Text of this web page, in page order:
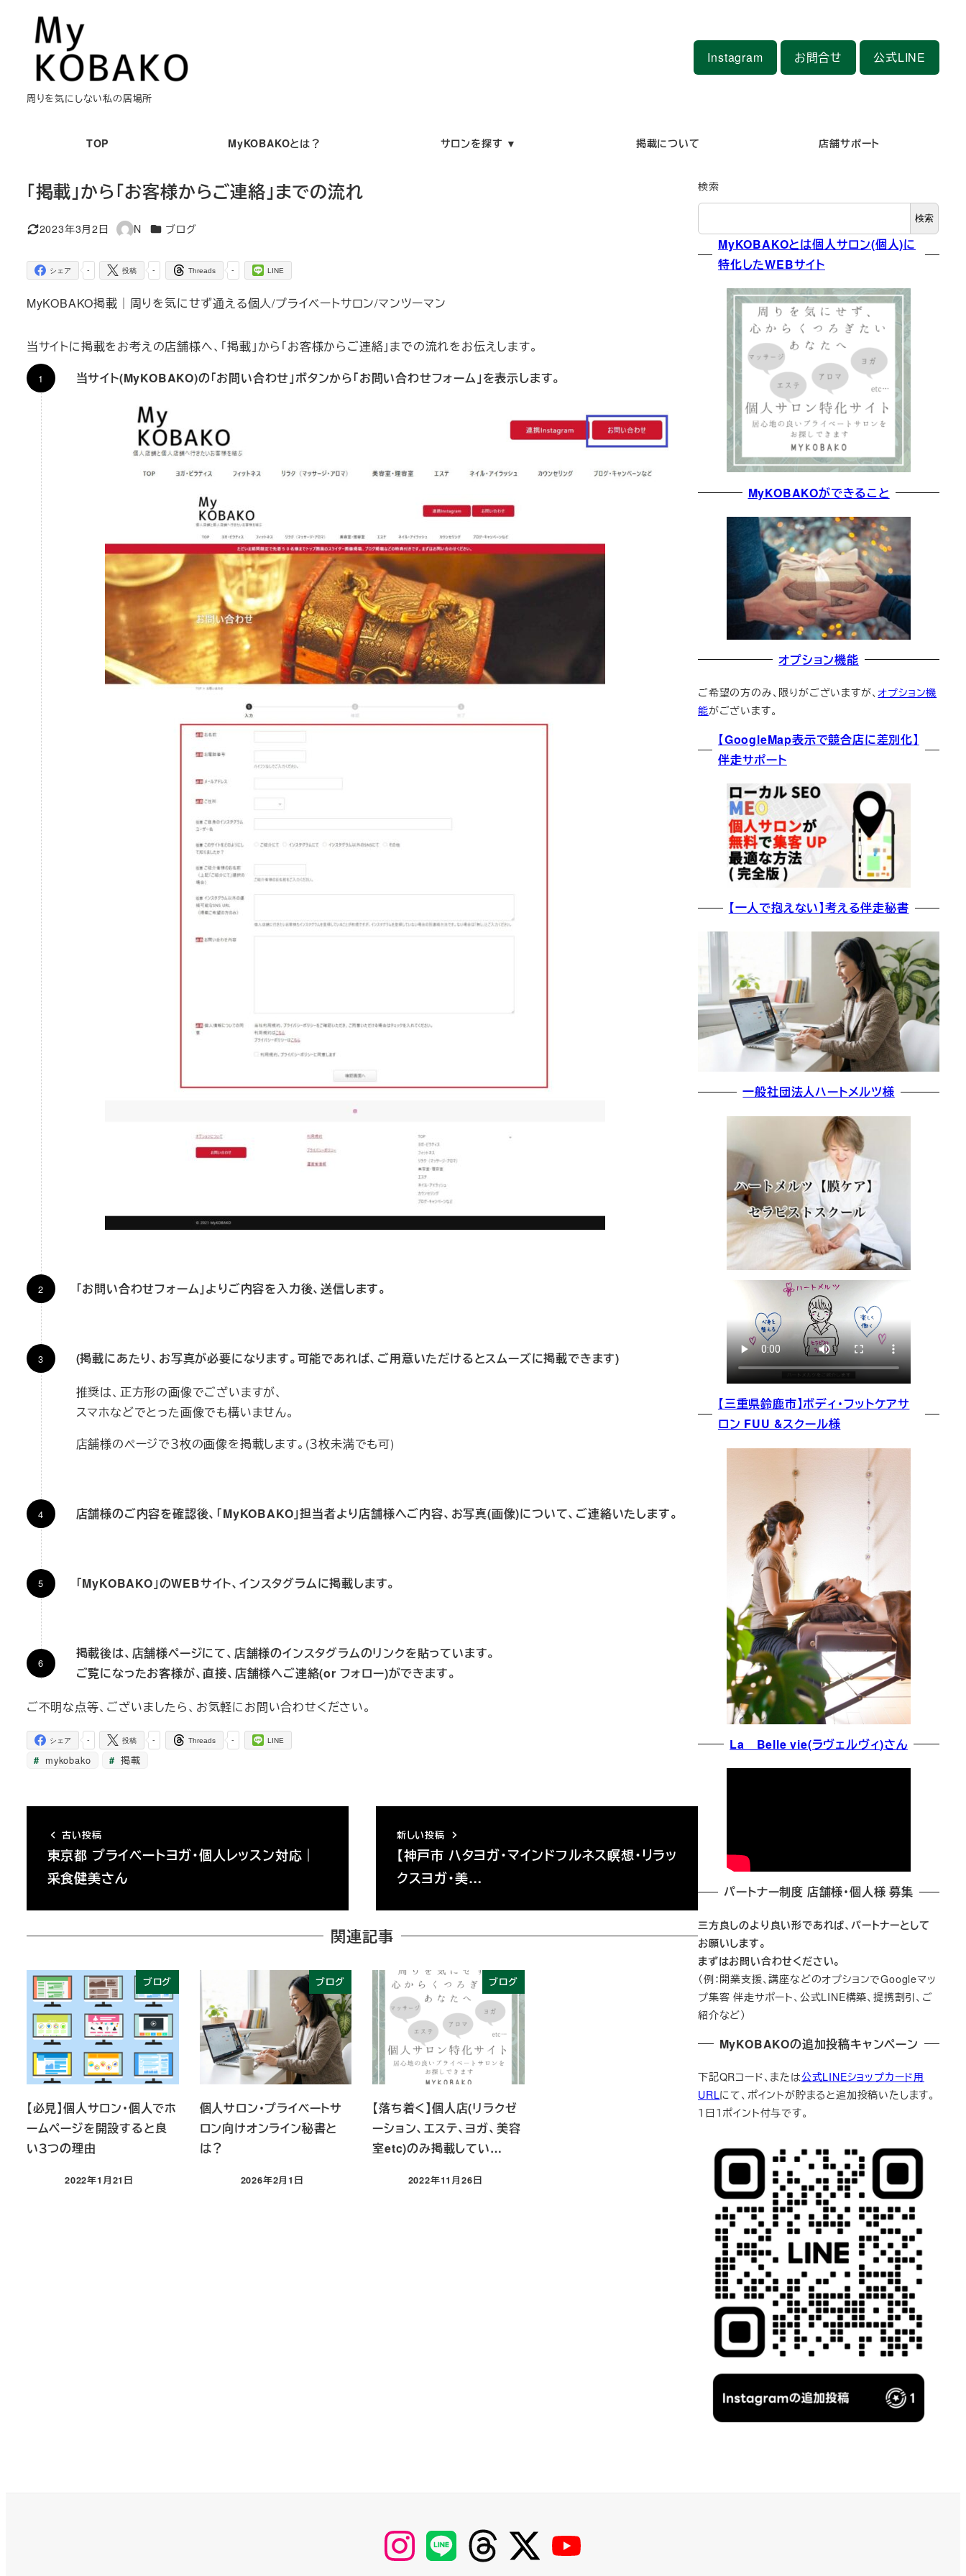
周りを気にしない私の居場所
Instagram お問合せ 公式LINE
TOP MyKOBAKOとは？ サロンを探す ▼ 掲載について 店舗サポート
「掲載」から「お客様からご連絡」までの流れ
更新日
2023年3月2日
著
N カテゴリー
ブログ
-
シェア -
投稿 -
Threads LINE
MyKOBAKO掲載｜周りを気にせず通える個人/プライベートサロン/マンツーマン
当サイトに掲載をお考えの店舗様へ、「掲載」から「お客様からご連絡」までの流れをお伝えします。
当サイト(MyKOBAKO)の「お問い合わせ」ボタンから「お問い合わせフォーム」を表示します。
「お問い合わせフォーム」よりご内容を入力後、送信します。
(掲載にあたり、お写真が必要になります。可能であれば、ご用意いただけるとスムーズに掲載できます)
推奨は、正方形の画像でございますが、
スマホなどでとった画像でも構いません。
店舗様のページで３枚の画像を掲載します。(３枚未満でも可)
店舗様のご内容を確認後、「MyKOBAKO」担当者より店舗様へご内容、お写真(画像)について、ご連絡いたします。
「MyKOBAKO」のWEBサイト、インスタグラムに掲載します。
掲載後は、店舗様ページにて、店舗様のインスタグラムのリンクを貼っています。
ご覧になったお客様が、直接、 店舗様へご連絡(or フォロー)ができます。
ご不明な点等、ございましたら、お気軽にお問い合わせください。
-
シェア -
投稿 -
Threads LINE
mykobako 掲載
古い投稿
東京都 プライベートヨガ・個人レッスン対応｜
采食健美さん
新しい投稿
【神戸市 ハタヨガ・マインドフルネス瞑想・リラッ
クスヨガ・美…
関連記事
ブログ
【必見】個人サロン・個人でホ
ームページを開設すると良
い３つの理由
投稿日
2022年1月21日
ブログ
個人サロン・プライベートサ
ロン向けオンライン秘書と
は？
投稿日
2026年2月1日
ブログ
【落ち着く】個人店(リラクゼ
ーション、エステ、ヨガ、美容
室etc)のみ掲載してい…
投稿日
2022年11月26日
検索
検索
MyKOBAKOとは個人サロン(個人)に
特化したWEBサイト
MyKOBAKOができること
オプション機能
ご希望の方のみ、限りがございますが、オプション機
能がございます。
【GoogleMap表示で競合店に差別化】
伴走サポート
【一人で抱えない】考える伴走秘書
一般社団法人ハートメルツ様
【三重県鈴鹿市】ボディ・フットケアサ
ロン FUU &スクール様
La Belle vie(ラヴェルヴィ)さん
パートナー制度 店舗様・個人様 募集
三方良しのより良い形であれば、パートナーとして
お願いします。
まずはお問い合わせください。
（例：開業支援、講座などのオプションでGoogleマッ
プ集客 伴走サポート、公式LINE構築、提携割引、ご
紹介など）
MyKOBAKOの追加投稿キャンペーン
下記QRコード、または公式LINEショップカード用
URLにて、ポイントが貯まると追加投稿いたします。
１日１ポイント付与です。
【Instagram】
MyKOBAKO
【LINE】 【threads】 【Twitter】